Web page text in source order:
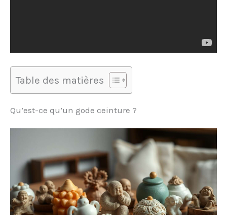
Table des matières
Qu’est-ce qu’un gode ceinture ?